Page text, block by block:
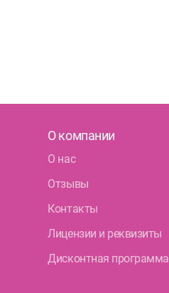
О компании
О нас
Отзывы
Контакты
Лицензии и реквизиты
Дисконтная программа